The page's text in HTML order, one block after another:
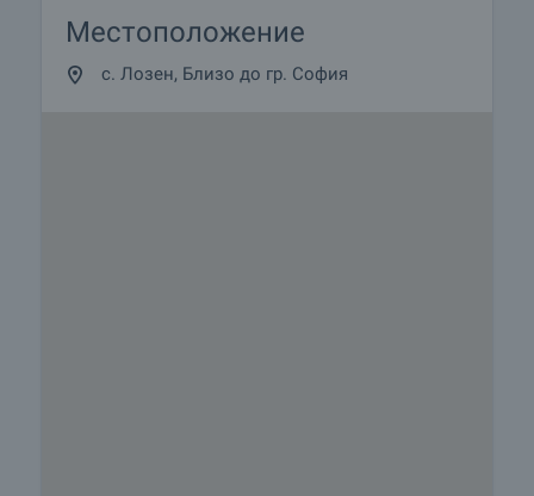
Местоположение
с. Лозен, Близо до гр. София